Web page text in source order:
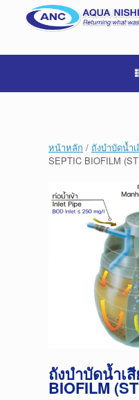
หน้าหลัก / ถังบำบัดน้ำเ
SEPTIC BIOFILM
ถังบำบัดน้ำเ
BIOFILM